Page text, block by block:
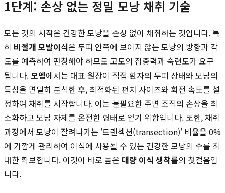
1단계: 손상 없는 정밀 모낭 채취 기술
모든 것의 시작은 건강한 모낭을 손상 없이 채취하는 것입니다. 특
히 비절개 모발이식은 두피 안쪽에 보이지 않는 모낭의 방향과 각
도를 예측하여 펀칭해야 하므로 고도의 집중력과 숙련도가 요구
됩니다.모엠에서는 대표 원장이 직접 환자의 두피 상태와 모낭의
특성을 면밀히 분석한 후, 최적화된 펀치 사이즈와 회전 속도를 설
정하여 채취를 시작합니다. 이는 불필요한 주변 조직의 손상을 최
소화하고 모낭 자체를 온전한 형태로 얻기 위함입니다. 또한, 채취
과정에서 모낭이 잘려나가는 '트랜섹션(transection)' 비율을 0%
에 가깝게 관리하여 이식에 사용될 수 있는 건강한 모낭의 수를 최
대한 확보합니다. 이것이 바로 높은 대량 이식 생착률의 첫걸음입
니다.